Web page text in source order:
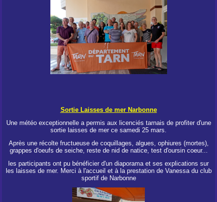
Sortie Laisses de mer Narbonne
Une météo exceptionnelle a permis aux licenciés tarnais de profiter d'une
sortie laisses de mer ce samedi 25 mars.
Après une récolte fructueuse de coquillages, algues, ophiures (mortes),
grappes d'oeufs de seiche, reste de nid de natice, test d'oursin coeur...
les participants ont pu bénéficier d'un diaporama et ses explications sur
les laisses de mer. Merci à l'accueil et à la prestation de Vanessa du club
sportif de Narbonne